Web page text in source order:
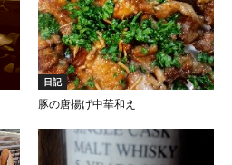
日記
豚の唐揚げ中華和え